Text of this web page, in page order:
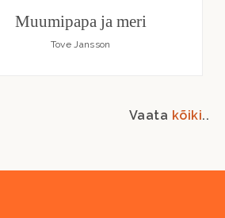
Muumipapa ja meri
Tove Jansson
Vaata kõiki..